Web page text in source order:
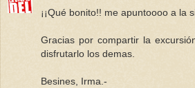
¡¡Qué bonito!! me apuntoooo a la
Gracias por compartir la
disfrutarlo los demas.
Besines, Irma.-